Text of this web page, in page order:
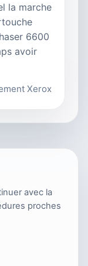
la marche
6600
avoir
Xerox
avec la
proches